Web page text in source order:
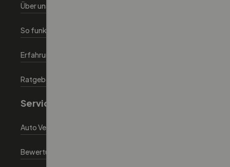
Über uns
So funktionierts
Erfahrungen
Ratgeber
Service
Auto Verkaufen
Bewertungstool